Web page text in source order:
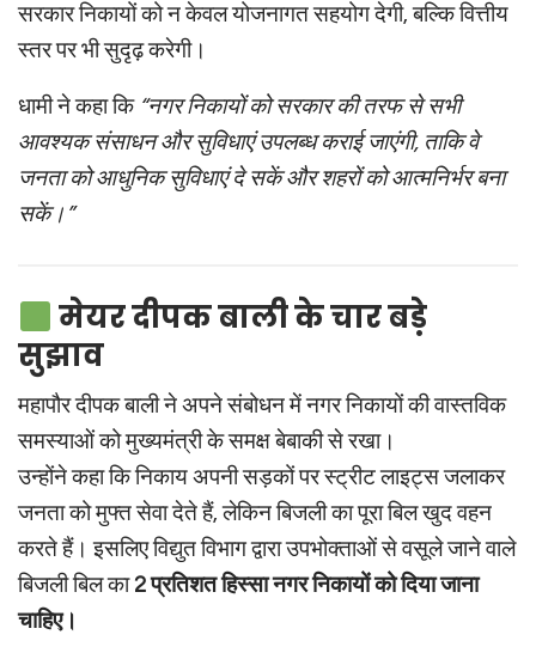
सरकार निकायों को न केवल योजनागत सहयोग देगी, बल्कि वित्तीय
स्तर पर भी सुदृढ़ करेगी।
धामी ने कहा कि “नगर निकायों को सरकार की तरफ से सभी
आवश्यक संसाधन और सुविधाएं उपलब्ध कराई जाएंगी, ताकि वे
जनता को आधुनिक सुविधाएं दे सकें और शहरों को आत्मनिर्भर बना
सकें।”
मेयर दीपक बाली के चार बड़े
सुझाव
महापौर दीपक बाली ने अपने संबोधन में नगर निकायों की वास्तविक
समस्याओं को मुख्यमंत्री के समक्ष बेबाकी से रखा।
उन्होंने कहा कि निकाय अपनी सड़कों पर स्ट्रीट लाइट्स जलाकर
जनता को मुफ्त सेवा देते हैं, लेकिन बिजली का पूरा बिल खुद वहन
करते हैं। इसलिए विद्युत विभाग द्वारा उपभोक्ताओं से वसूले जाने वाले
बिजली बिल का 2 प्रतिशत हिस्सा नगर निकायों को दिया जाना
चाहिए।